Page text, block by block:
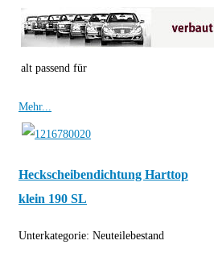
alt passend für
Mehr...
Heckscheibendichtung Harttop
klein 190 SL
Unterkategorie: Neuteilebestand